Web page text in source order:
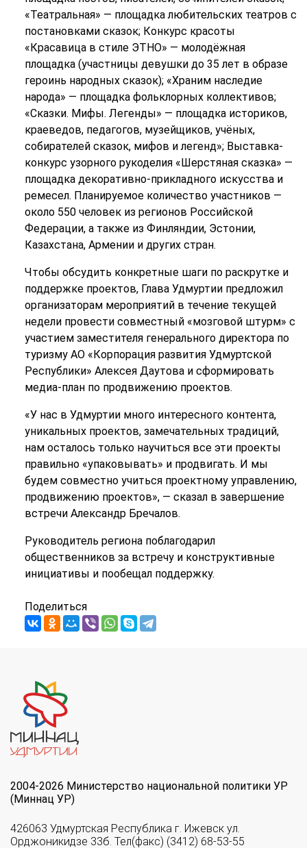
«Театральная» — площадка любительских театров с
постановками сказок; Конкурс красоты
«Красавица в стиле ЭТНО» — молодёжная
площадка (участницы девушки до 35 лет в образе
героинь народных сказок); «Храним наследие
народа» — площадка фольклорных коллективов;
«Сказки. Мифы. Легенды» — площадка историков,
краеведов, педагогов, музейщиков, учёных,
собирателей сказок, мифов и легенд»; Выставка-
конкурс узорного рукоделия «Шерстяная сказка» —
площадка декоративно-прикладного искусства и
ремесел. Планируемое количество участников —
около 550 человек из регионов Российской
Федерации, а также из Финляндии, Эстонии,
Казахстана, Армении и других стран.
Чтобы обсудить конкретные шаги по раскрутке и
поддержке проектов, Глава Удмуртии предложил
организаторам мероприятий в течение текущей
недели провести совместный «мозговой штурм» с
участием заместителя генерального директора по
туризму АО «Корпорация развития Удмуртской
Республики» Алексея Даутова и сформировать
медиа-план по продвижению проектов.
«У нас в Удмуртии много интересного контента,
уникальных проектов, замечательных традиций,
нам осталось только научиться все эти проекты
правильно «упаковывать» и продвигать. И мы
будем совместно учиться проектному управлению,
продвижению проектов», — сказал в завершение
встречи Александр Бречалов.
Руководитель региона поблагодарил
общественников за встречу и конструктивные
инициативы и пообещал поддержку.
Поделиться
2004-2026 Министерство национальной политики УР
(Миннац УР)
426063 Удмуртская Республика г. Ижевск ул.
Орджоникидзе 33б. Тел(факс) (3412) 68-53-55